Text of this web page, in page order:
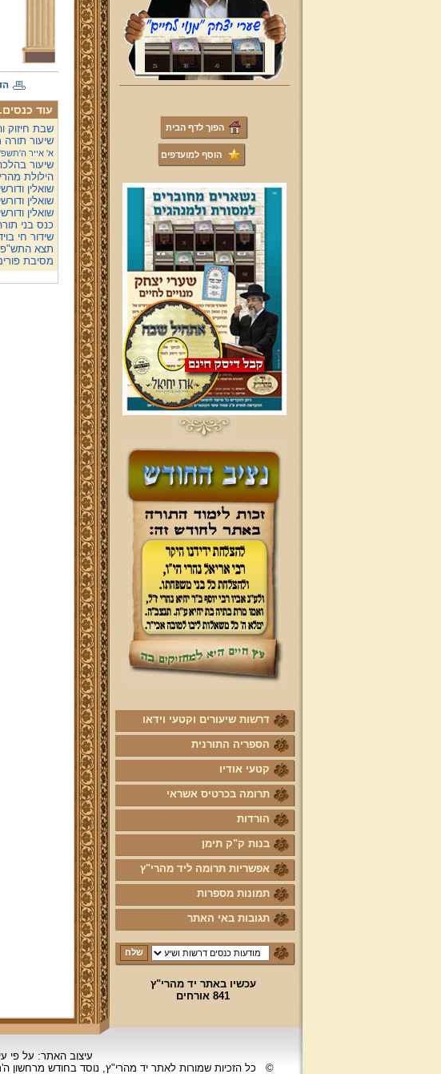
הפוך לדף הבית
הוסף למועדפים
דרשות שיעורים וקטעי וידאו
הספריה התורנית
קטעי אודיו
תרומה בכרטיס אשראי
הורדות
בנות ק"ק תימן
אפשריות תרומה ליד מהרי"ץ
תמונות מספרות
תגובות באי האתר
עכשיו באתר יד מהרי"ץ
841 אורחים
עוד
שבת חיזוק
שיעור
א' אייר
שיעור
הילולת
שואלין
שואלין
שואלין
כנס בני
שידור חי
תצא
מסיבת
עיצוב האתר: על פי
©
כל הזכיות שמורות לאתר יד מהרי"ץ, נוסד בחודש מרחשוןה'תשע"א